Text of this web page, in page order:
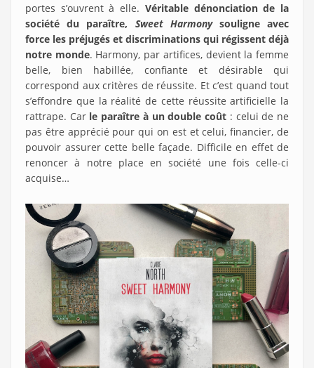
portes s’ouvrent à elle. Véritable dénonciation de la
société du paraître,
Sweet Harmony souligne avec
force les préjugés et discriminations qui régissent déjà
notre monde. Harmony, par artifices, devient la femme
belle, bien habillée, confiante et désirable qui
correspond aux critères de réussite. Et c’est quand tout
s’effondre que la réalité de cette réussite artificielle la
rattrape. Car le paraître à un double coût : celui de ne
pas être apprécié pour qui on est et celui, financier, de
pouvoir assurer cette belle façade. Difficile en effet de
renoncer à notre place en société une fois celle-ci
acquise…